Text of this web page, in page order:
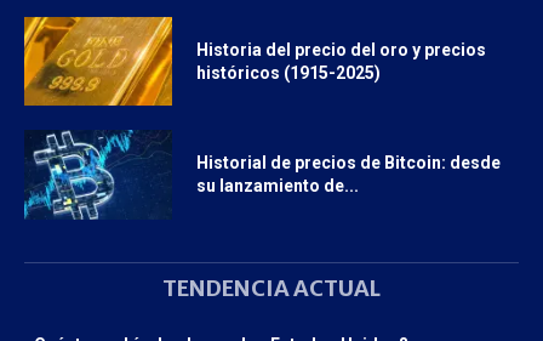
Historia del precio del oro y precios
históricos (1915-2025)
Historial de precios de Bitcoin: desde
su lanzamiento de...
TENDENCIA ACTUAL